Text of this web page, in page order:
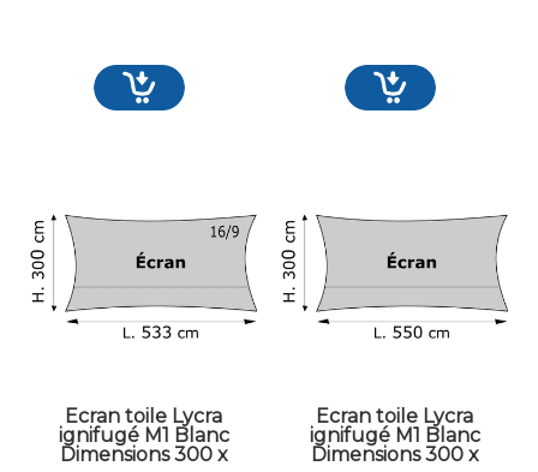
Ecran toile Lycra
ignifugé M1 Blanc
Dimensions 300 x
Ecran toile Lycra
ignifugé M1 Blanc
Dimensions 300 x